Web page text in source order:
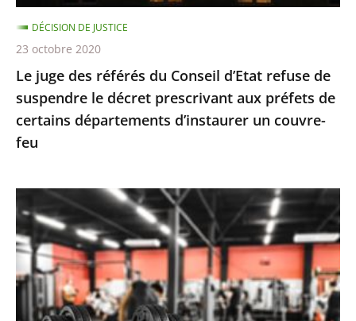
suspendre
le
décret
prescrivant
aux
préfets
de
départements
d’instaurer
un
couvre-
feu
Le juge des référés du Conseil d’Etat refuse de
suspendre le décret prescrivant aux préfets de
certains départements d’instaurer un couvre-
feu
DÉCISION DE JUSTICE
23 octobre 2020
juge
des
référés
valide